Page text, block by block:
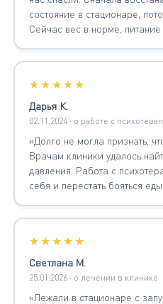
состояние в стационаре,
Сейчас вес в норме, питание
★★★★★
Дарья К.
02.11.2024 · о работе с
«Долго не могла признать,
Врачам клиники удалось
давления. Работа с
себя и перестать бояться
★★★★★
Светлана М.
25.01.2026 · о лечении в клинике
«Лежали в стационаре с